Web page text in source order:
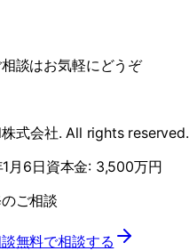
談はお気軽にどうぞ
式会社. All rights reserved.
月6日資本金: 3,500万円
ご相談
無料で相談する